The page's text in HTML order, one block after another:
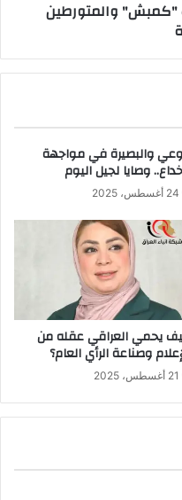
والمتورطين
والبصيرة في مواجهة
وصايا لجيل اليوم
24 أغسطس، 2025
يحمي العراقي عقله من
وصناعة الرأي العام؟
21 أغسطس، 2025